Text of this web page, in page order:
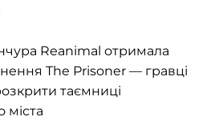
Reanimal отримала
The Prisoner — гравці
таємниці
міста